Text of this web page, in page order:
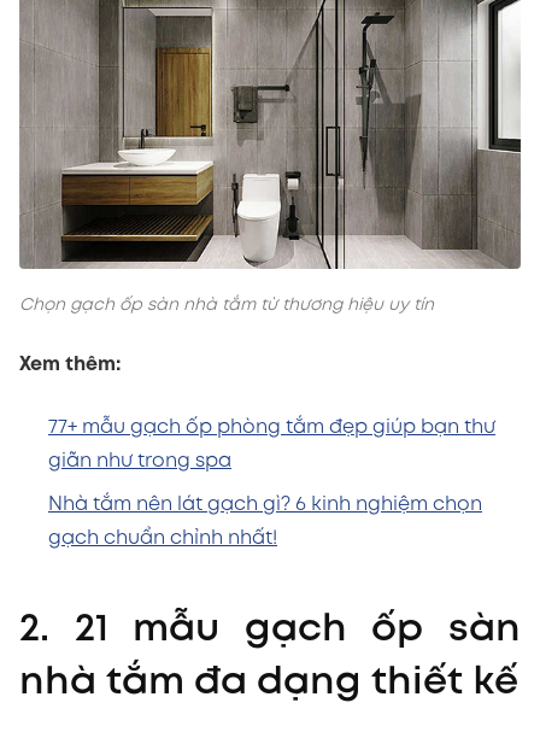
Chọn gạch ốp sàn nhà tắm từ thương hiệu uy tín
Xem thêm:
77+ mẫu gạch ốp phòng tắm đẹp giúp bạn thư
giãn như trong spa
Nhà tắm nên lát gạch gì? 6 kinh nghiệm chọn
gạch chuẩn chỉnh nhất!
2. 21 mẫu gạch ốp sàn
nhà tắm đa dạng thiết kế